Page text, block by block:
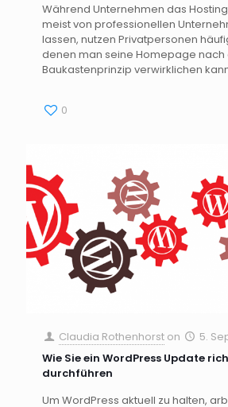
Während Unternehmen das
meist von professionellen
lassen, nutzen Privatpersonen
denen man seine Homepage nach
Baukastenprinzip verwirklichen
0
Claudia Rothenhorst on
5.
Wie Sie ein WordPress Update
durchführen
Um WordPress aktuell zu halten,